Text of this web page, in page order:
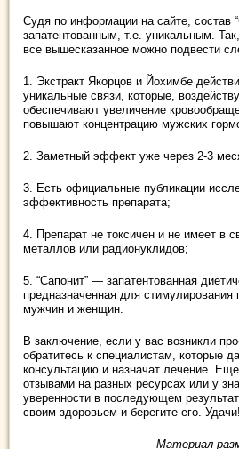
Судя по информации на сайте, состав
запатентованным, т.е. уникальным.
все вышесказанное можно подвести
1. Экстракт Якорцов и Йохимбе
уникальные связи, которые,
обеспечивают увеличение
повышают концентрацию мужских
2. Заметный эффект уже через 2-3
3. Есть официальные публикации
эффективность препарата;
4. Препарат не токсичен и не имеет в
металлов или радионуклидов;
5. “Сапонит” — запатентованная
предназначенная для стимулирования
мужчин и женщин.
В заключение, если у вас возникли
обратитесь к специалистам, которые
консультацию и назначат лечение.
отзывами на разных ресурсах или у
уверенности в последующем
своим здоровьем и берегите его. Удачи!
Материал